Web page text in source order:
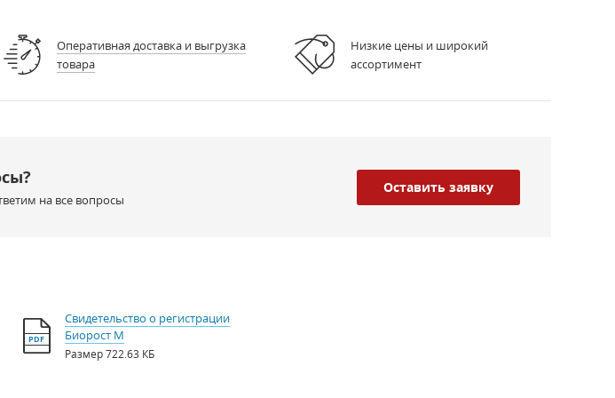
Оперативная доставка и выгрузка
товара
Низкие цены и широкий
ассортимент
на все вопросы
Оставить заявку
PDF
Свидетельство о регистрации
Биорост М
Размер722.63 КБ